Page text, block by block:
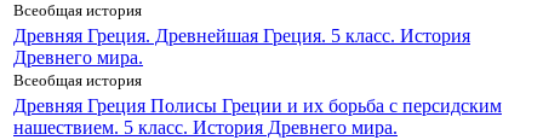
Всеобщая история
Древняя Греция. Древнейшая Греция. 5 класс. История
Древнего мира.
Всеобщая история
Древняя Греция Полисы Греции и их борьба с персидским
нашествием. 5 класс. История Древнего мира.